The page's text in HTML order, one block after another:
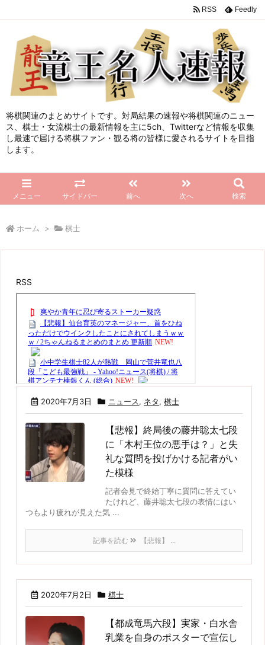
将棋関連のまとめサイトです。対局結果の速報や将棋関連のニュー
ス、棋士・女流棋士の最新情報を主に5ch、Twitterなど情報を収集
し最速で届ける将棋ファン・観る将の皆様に愛されるサイトを目指
します。
メニュー サイドバー 前へ 次へ 検索
RSS Feedly
ホーム > 棋士
RSS
2020年7月3日 ニュース, ネタ, 棋士
【悲報】終局後の藤井聡太七段
に「木村王位の悪手は？」と失
礼な質問を投げかける記者がい
た模様
記者会見で終始丁寧に質問に答えてい
たけれど、藤井聡太七段の表情にはい
つもより疲れが見えた気 ...
記事を読む 【悲報】 ...
2020年7月2日 棋士
【都成竜馬六段】実家・白水舎
乳業を自身のポスターで宣伝し